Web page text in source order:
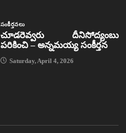
సంకీర్తనలు
చూడరెవ్వరు దీనిసోద్యంబు
పరికించి – అన్నమయ్య సంకీర్తన
Saturday, April 4, 2026